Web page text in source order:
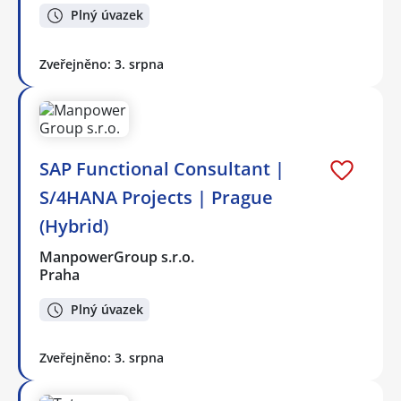
Plný úvazek
Zveřejněno: 3. srpna
SAP Functional Consultant |
S/4HANA Projects | Prague
(Hybrid)
ManpowerGroup s.r.o.
Praha
Plný úvazek
Zveřejněno: 3. srpna